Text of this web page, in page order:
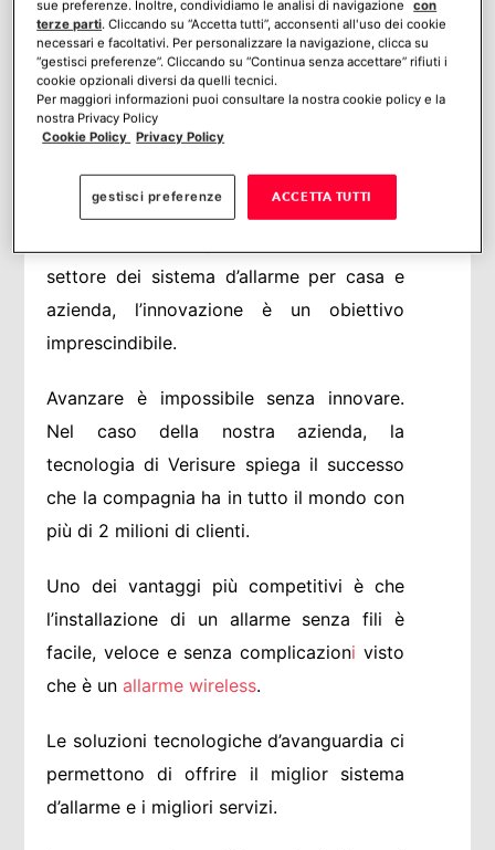
Chiunque abbia provato ad installare un
allarme senza fili, sa perfettamente che
non è un’operazione semplice, ma non
Verisure è consapevole che per
settore dei sistema d’allarme per casa e
azienda, l’innovazione è un obiettivo
imprescindibile.
Avanzare è impossibile senza innovare.
Nel caso della nostra azienda, la
tecnologia di Verisure spiega il successo
che la compagnia ha in tutto il mondo con
più di 2 milioni di clienti.
Uno dei vantaggi più competitivi è che
l’installazione di un allarme senza fili è
facile, veloce e senza complicazioni visto
che è unallarme wireless.
Le soluzioni tecnologiche d’avanguardia ci
permettono di offrire il miglior sistema
d’allarme e i migliori servizi.
sue preferenze. Inoltre, condividiamo le analisi di navigazione
con
terze parti. Cliccando su “Accetta tutti”, acconsenti all'uso dei cookie
necessari e facoltativi. Per personalizzare la navigazione, clicca su
“gestisci preferenze”. Cliccando su “Continua senza accettare” rifiuti i
cookie opzionali diversi da quelli tecnici.
Per maggiori informazioni puoi consultare la nostra cookie policy e la
nostra Privacy Policy
Cookie Policy Privacy Policy
gestisci preferenze ACCETTA TUTTI